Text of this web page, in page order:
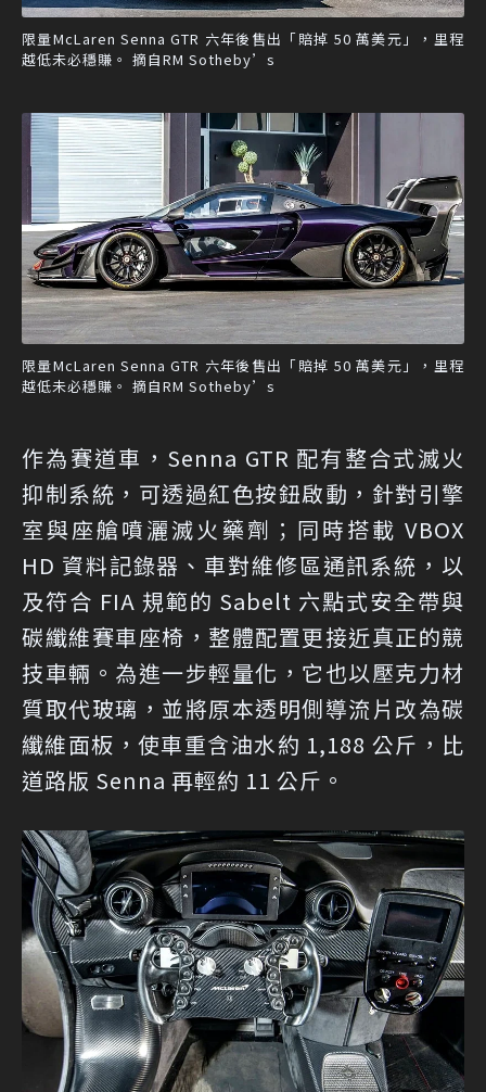
限量McLaren Senna GTR 六年後售出「賠掉 50 萬美元」，里程
越低未必穩賺。 摘自RM Sotheby’s
限量McLaren Senna GTR 六年後售出「賠掉 50 萬美元」，里程
越低未必穩賺。 摘自RM Sotheby’s
作為賽道車，Senna GTR 配有整合式滅火
抑制系統，可透過紅色按鈕啟動，針對引擎
室與座艙噴灑滅火藥劑；同時搭載 VBOX
HD 資料記錄器、車對維修區通訊系統，以
及符合 FIA 規範的 Sabelt 六點式安全帶與
碳纖維賽車座椅，整體配置更接近真正的競
技車輛。為進一步輕量化，它也以壓克力材
質取代玻璃，並將原本透明側導流片改為碳
纖維面板，使車重含油水約 1,188 公斤，比
道路版 Senna 再輕約 11 公斤。